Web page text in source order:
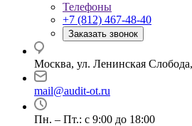
Телефоны
+7 (812) 467-48-40
Заказать звонок
Москва, ул. Ленинская
mail@audit-ot.ru
Пн. – Пт.: с 9:00 до 18:00